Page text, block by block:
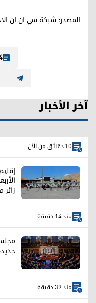
المصدر: شبکة سي ان ان
آخر الأخبار
10 دقائق من الآن
زائر من
منذ 14 دقيقة
منذ 39 دقيقة